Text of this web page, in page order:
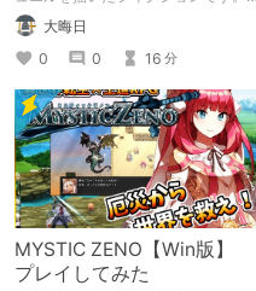
（自分用メモ：2025-05-14）
大晦日
0
0 16 分
MYSTIC ZENO【Win版】
プレイしてみた